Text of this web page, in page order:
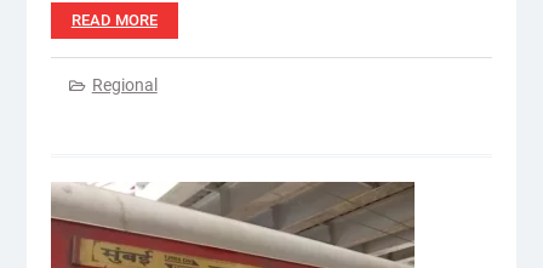
READ MORE
Regional